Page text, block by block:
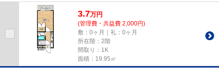
立大学松江キャンパスまでは徒歩...
3.7万円
(管理費・共益費 2,000円)
敷：0ヶ月｜礼：0ヶ月
所在階：2階
間取り：1K
面積：19.95㎡